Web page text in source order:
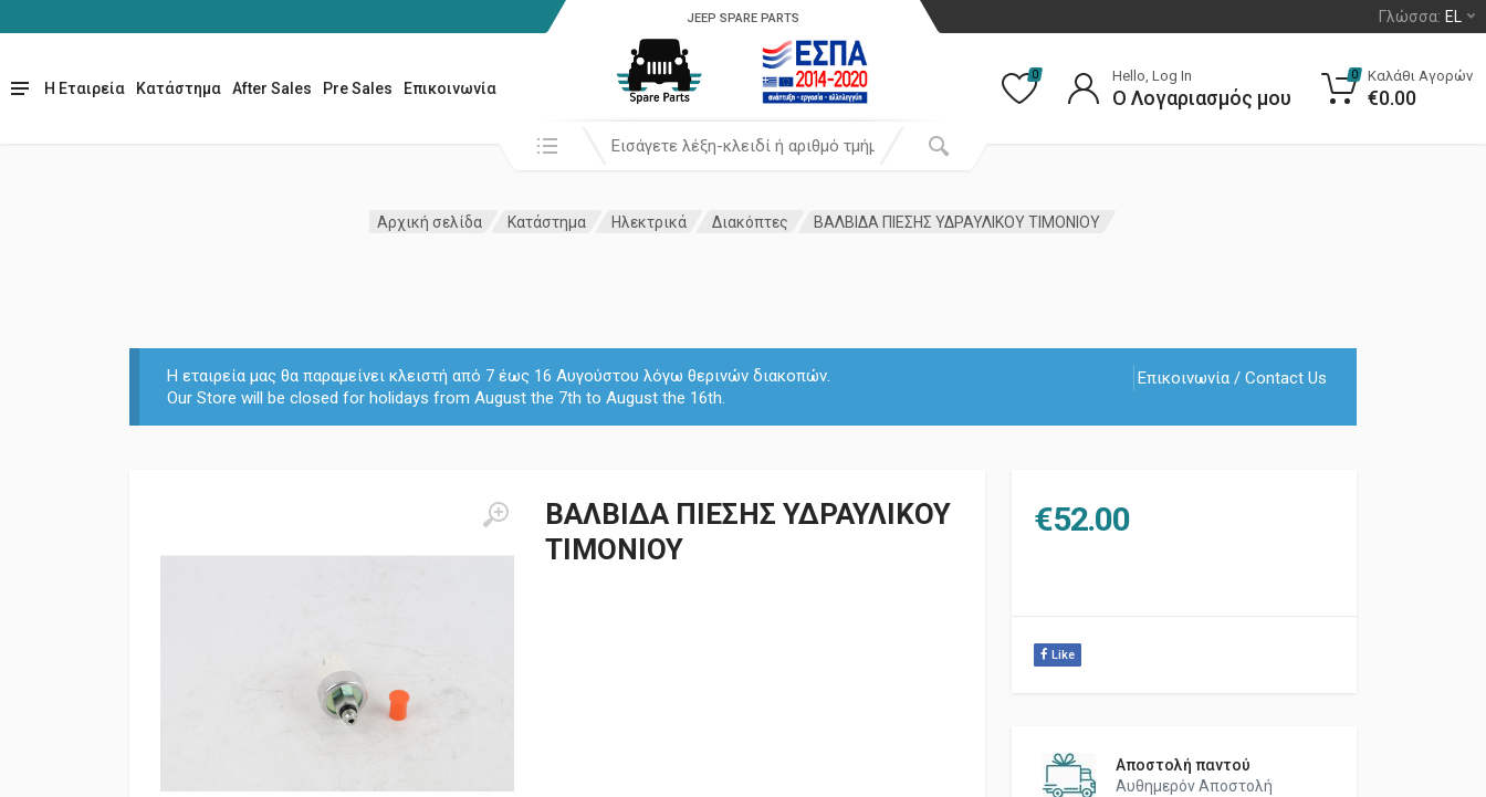
Γλώσσα: EL
Η Εταιρεία Κατάστημα After Sales Pre Sales Επικοινωνία
JEEP SPARE PARTS
Αναζήτησή σε:
0 Hello, Log In
Ο Λογαριασμός μου
0 Καλάθι Αγορών
€0.00
Αρχική σελίδα Κατάστημα Ηλεκτρικά Διακόπτες ΒΑΛΒΙΔΑ ΠΙΕΣΗΣ ΥΔΡΑΥΛΙΚΟΥ ΤΙΜΟΝΙΟΥ
Επικοινωνία / Contact Us
Η εταιρεία μας θα παραμείνει κλειστή από 7 έως 16 Αυγούστου λόγω θερινών διακοπών.
Our Store will be closed for holidays from August the 7th to August the 16th.
ΒΑΛΒΙΔΑ ΠΙΕΣΗΣ ΥΔΡΑΥΛΙΚΟΥ
ΤΙΜΟΝΙΟΥ
€52.00
Like
Αποστολή παντού
Αυθημερόν Αποστολή